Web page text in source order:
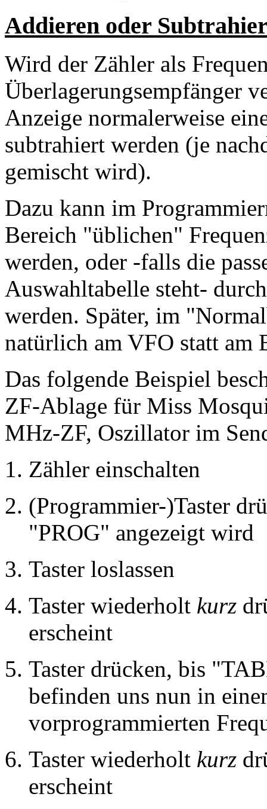
Addieren oder
Wird der Zähler als
Überlagerungsempfänger
Anzeige normalerweise
subtrahiert werden (je
gemischt wird).
Dazu kann im
Bereich "üblichen"
werden, oder -falls die
Auswahltabelle steht-
werden. Später, im
natürlich am VFO statt am
Das folgende Beispiel
ZF-Ablage für Miss
MHz-ZF, Oszillator im
Zähler einschalten
(Programmier-)Taster
"PROG" angezeigt wird
Taster loslassen
Taster wiederholt kurz
erscheint
Taster drücken, bis
befinden uns nun in
vorprogrammierten
Taster wiederholt kurz
erscheint